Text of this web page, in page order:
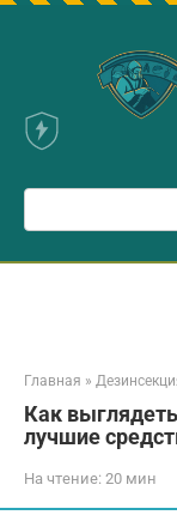
Перейти
Поиск:
Главная »
Как
лучшие
На чтение: 20 мин